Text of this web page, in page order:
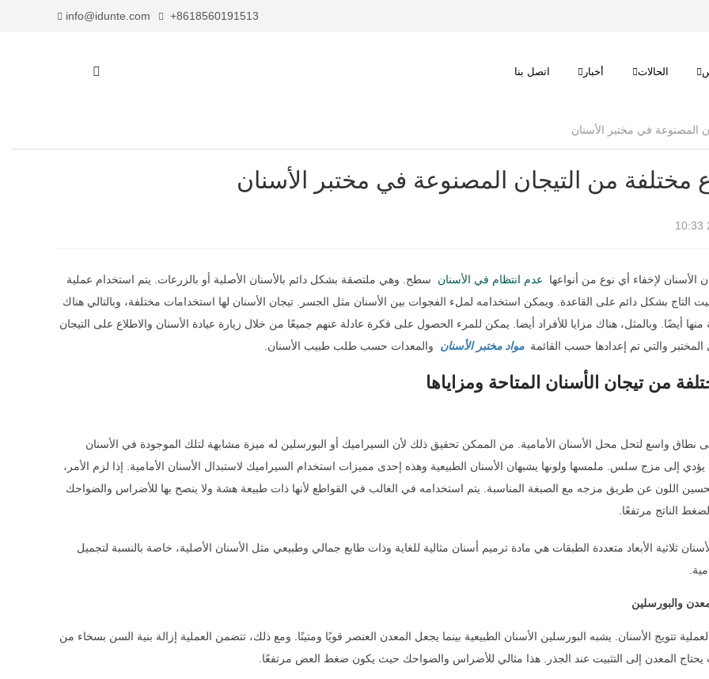
+8618560191513
info@idunte.com
الحالات أخبار اتصل بنا
الأسنان لإخفاء أي نوع من أنواعها عدم انتظام في الأسنان سطح. وهي ملتصقة بشكل دائم بالأسنان الأصلية أو بالزرعات. يتم استخدام عملية
التاج بشكل دائم على القاعدة. ويمكن استخدامه لملء الفجوات بين الأسنان مثل الجسر. تيجان الأسنان لها استخدامات مختلفة، وبالتالي هناك
منها أيضًا. وبالمثل، هناك مزايا للأفراد أيضا. يمكن للمرء الحصول على فكرة عادلة عنهم جميعًا من خلال زيارة عيادة الأسنان والاطلاع على التيجان
المختبر والتي تم إعدادها حسب القائمةمواد مختبر الأسنان والمعدات حسب طلب طبيب الأسنان.
من تيجان الأسنان المتاحة ومزاياها
نطاق واسع لتحل محل الأسنان الأمامية. من الممكن تحقيق ذلك لأن السيراميك أو البورسلين له ميزة مشابهة لتلك الموجودة في الأسنان
يؤدي إلى مزج سلس. ملمسها ولونها يشبهان الأسنان الطبيعية وهذه إحدى مميزات استخدام السيراميك لاستبدال الأسنان الأمامية. إذا لزم الأمر،
اللون عن طريق مزجه مع الصبغة المناسبة. يتم استخدامه في الغالب في القواطع لأنها ذات طبيعة هشة ولا ينصح بها للأضراس والضواحك
الناتج مرتفعًا.
ثلاثية الأبعاد متعددة الطبقات هي مادة ترميم أسنان مثالية للغاية وذات طابع جمالي وطبيعي مثل الأسنان الأصلية، خاصة بالنسبة لتجميل
والبورسلين
تتويج الأسنان. يشبه البورسلين الأسنان الطبيعية بينما يجعل المعدن العنصر قويًا ومتينًا. ومع ذلك، تتضمن العملية إزالة بنية السن بسخاء من
يحتاج المعدن إلى التثبيت عند الجذر. هذا مثالي للأضراس والضواحك حيث يكون ضغط العض مرتفعًا.